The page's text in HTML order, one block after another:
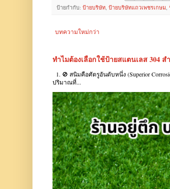
ป้ายกำกับ: ป้ายบริษัท, ป้ายบริษัทแถวเพชรเกษม,
บทความใหม่กว่า
ทำไมต้องเลือกใช้ป้ายสแตนเลส 304
1. 🚫 สนิมคือศัตรูอันดับหนึ่ง (Superior
ปริมาณที่...